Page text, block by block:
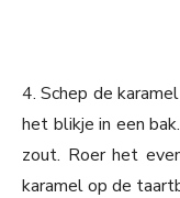
4. Schep de
het blikje in een
zout. Roer het
karamel op de